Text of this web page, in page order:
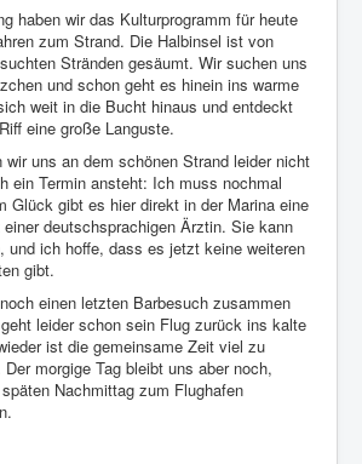
haben wir das Kulturprogramm für heute
zum Strand. Die Halbinsel ist von
Stränden gesäumt. Wir suchen uns
und schon geht es hinein ins warme
weit in die Bucht hinaus und entdeckt
eine große Languste.
wir uns an dem schönen Strand leider nicht
ein Termin ansteht: Ich muss nochmal
Glück gibt es hier direkt in der Marina eine
deutschsprachigen Ärztin. Sie kann
und ich hoffe, dass es jetzt keine weiteren
gibt.
einen letzten Barbesuch zusammen
leider schon sein Flug zurück ins kalte
ist die gemeinsame Zeit viel zu
morgige Tag bleibt uns aber noch,
Nachmittag zum Flughafen